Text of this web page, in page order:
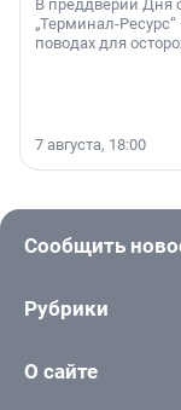
В преддверии Дня
„Терминал-
поводах для
7 августа, 18:00
Сообщить
Рубрики
О сайте